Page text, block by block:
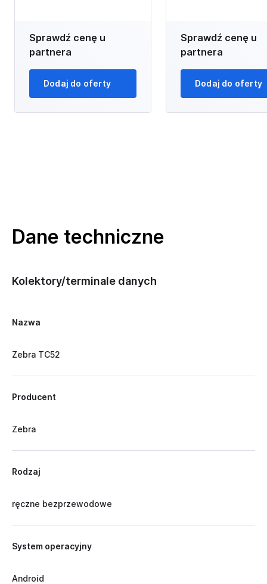
Sprawdź cenę u
partnera
Dodaj do oferty
Sprawdź cenę u
partnera
Dodaj do oferty
Dane techniczne
Kolektory/terminale danych
Nazwa
Zebra TC52
Producent
Zebra
Rodzaj
ręczne bezprzewodowe
System operacyjny
Android